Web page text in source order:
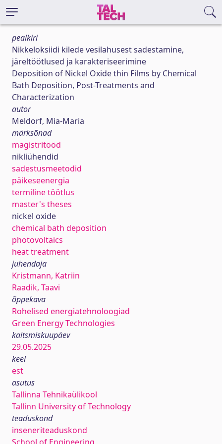
pealkiri
Nikkeloksiidi kilede vesilahusest sadestamine,
järeltöötlused ja karakteriseerimine
Deposition of Nickel Oxide thin Films by Chemical
Bath Deposition, Post-Treatments and
Characterization
autor
Meldorf, Mia-Maria
märksõnad
magistritööd
nikliühendid
sadestusmeetodid
päikeseenergia
termiline töötlus
master's theses
nickel oxide
chemical bath deposition
photovoltaics
heat treatment
juhendaja
Kristmann, Katriin
Raadik, Taavi
õppekava
Rohelised energiatehnoloogiad
Green Energy Technologies
kaitsmiskuupäev
29.05.2025
keel
est
asutus
Tallinna Tehnikaülikool
Tallinn University of Technology
teaduskond
inseneriteaduskond